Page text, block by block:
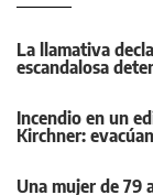
La llamativa
escandalosa
Incendio en un
Kirchner:
Una mujer de 79